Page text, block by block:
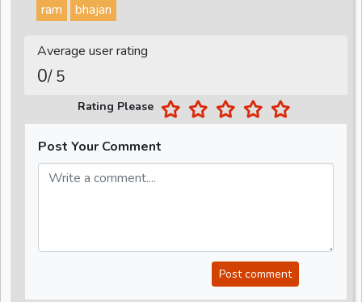
ram
bhajan
Average user rating
0/ 5
Rating Please
Post Your Comment
Post comment